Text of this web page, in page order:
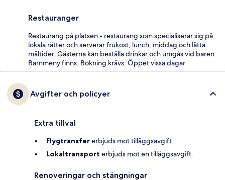
Restauranger
Restaurang på platsen - restaurang som specialiserar sig på
lokala rätter och serverar frukost, lunch, middag och lätta
måltider. Gästerna kan beställa drinkar och umgås vid baren.
Barnmeny finns. Bokning krävs. Öppet vissa dagar
Avgifter och policyer
Extra tillval
Flygtransfererbjuds mot tilläggsavgift.
Lokaltransport erbjuds mot en tilläggsavgift.
Renoveringar och stängningar